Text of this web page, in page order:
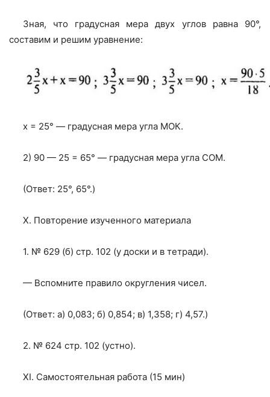
Зная, что градусная мера двух углов равна 90°,
составим и решим уравнение:
х = 25° — градусная мера угла МОК.
2) 90 — 25 = 65° — градусная мера угла СОМ.
(Ответ: 25°, 65°.)
X. Повторение изученного материала
1. № 629 (б) стр. 102 (у доски и в тетради).
— Вспомните правило округления чисел.
(Ответ: а) 0,083; б) 0,854; в) 1,358; г) 4,57.)
2. № 624 стр. 102 (устно).
XI. Самостоятельная работа (15 мин)